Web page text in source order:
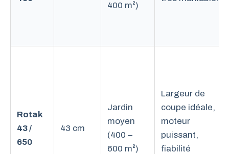
400 m²)
Rotak
43 /
650
43 cm
Jardin
moyen
(400 –
600 m²)
Largeur de
coupe idéale,
moteur
puissant,
fiabilité